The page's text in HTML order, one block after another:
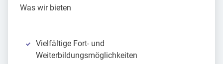
Was wir bieten
Vielfältige Fort- und
Weiterbildungsmöglichkeiten